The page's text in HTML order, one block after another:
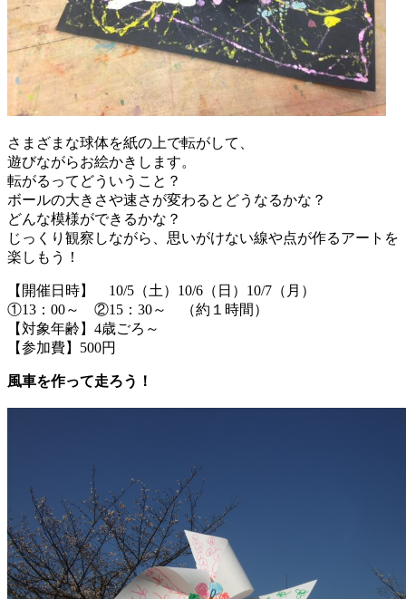
さまざまな球体を紙の上で転がして、
遊びながらお絵かきします。
転がるってどういうこと？
ボールの大きさや速さが変わるとどうなるかな？
どんな模様ができるかな？
じっくり観察しながら、思いがけない線や点が作るアートを
楽しもう！
【開催日時】 10/5（土）10/6（日）10/7（月）
①13：00～ ②15：30～ （約１時間）
【対象年齢】4歳ごろ～
【参加費】500円
風車を作って走ろう！